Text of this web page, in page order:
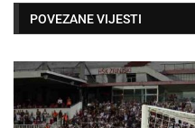
POVEZANE VIJESTI